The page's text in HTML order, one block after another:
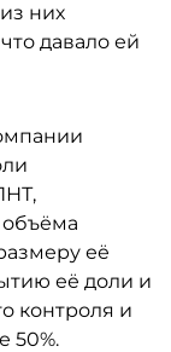
них
давало ей
её
её доли и
контроля и
50%.